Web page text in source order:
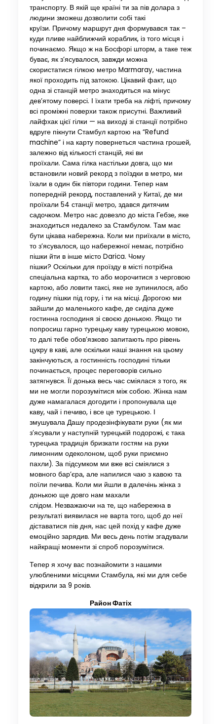
транспорту. В якій ще країні ти за пів долара з
людини зможеш дозволити собі такі
круїзи. Причому маршрут дня формувався так –
куди пливе найближчий кораблик, із того місця і
починаємо. Якщо ж на Босфорі шторм, а таке теж
буває, як з’ясувалося, завжди можна
скористатися гілкою метро Marmaray, частина
якої проходить під затокою. Цікавий факт, що
одна зі станцій метро знаходиться на мінус
дев’ятому поверсі. І їхати треба на ліфті, причому
всі проміжні поверхи також присутні. Важливий
лайфхак цієї гілки — на виході зі станції потрібно
вдруге пікнути Стамбул картою на “Refund
machine” і на карту повернеться частина грошей,
залежно від кількості станцій, які ви
проїхали. Сама гілка настільки довга, що ми
встановили новий рекорд з поїздки в метро, ​​ми
їхали в один бік півтори години. Тепер нам
попередній рекорд, поставлений у Китаї, де ми
проїхали 54 станції метро, ​​здався дитячим
садочком. Метро нас довезло до міста Гебзе, яке
знаходиться недалеко за Стамбулом. Там має
бути цікава набережна. Коли ми приїхали в місто,
то з’ясувалося, що набережної немає, потрібно
пішки йти в інше місто Darica. Чому
пішки? Оскільки для проїзду в місті потрібна
спеціальна картка, то або морочитися з черговою
картою, або ловити таксі, яке не зупинилося, або
годину пішки під гору, і ти на місці. Дорогою ми
зайшли до маленького кафе, де сиділа дуже
гостинна господиня зі своєю донькою. Якщо ти
попросиш гарно турецьку каву турецькою мовою,
то далі тебе обов’язково запитають про рівень
цукру в каві, але оскільки наші знання на цьому
закінчуються, а гостинність господині тільки
починається, процес переговорів сильно
затягнувся. Її донька весь час сміялася з того, як
ми не могли порозумітися між собою. Жінка нам
дуже намагалася догодити і пропонувала ще
каву, чай і печиво, і все це турецькою. І
змушувала Дашу продезінфікувати руки (як ми
з’ясували у наступній турецькій подорожі, є така
турецька традиція бризкати гостям на руки
лимонним одеколоном, щоб руки приємно
пахли). За підсумком ми вже всі сміялися з
мовного бар’єра, але напилися чаю з кавою та
поїли печива. Коли ми йшли в далечінь жінка з
донькою ще довго нам махали
слідом. Незважаючи на те, що набережна в
результаті виявилася не варта того, щоб до неї
діставатися пів дня, нас цей похід у кафе дуже
емоційно зарядив. Ми весь день потім згадували
найкращі моменти зі спроб порозумітися.
Тепер я хочу вас познайомити з нашими
улюбленими місцями Стамбула, які ми для себе
відкрили за 9 років.
Район Фатіх